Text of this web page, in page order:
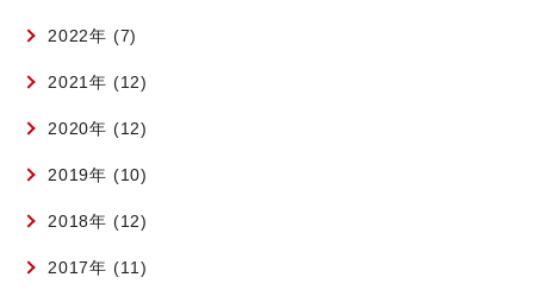
2022年 (7)
2021年 (12)
2020年 (12)
2019年 (10)
2018年 (12)
2017年 (11)